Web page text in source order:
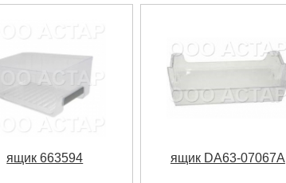
ящик 663594 ящик DA63-07067A